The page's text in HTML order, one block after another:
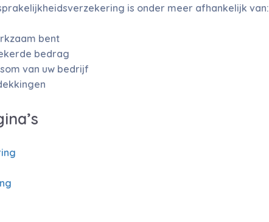
is onder meer afhankelijk van:
bent
bedrag
van uw bedrijf